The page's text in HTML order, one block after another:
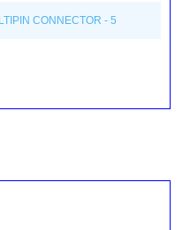
CONNECTOR - 5